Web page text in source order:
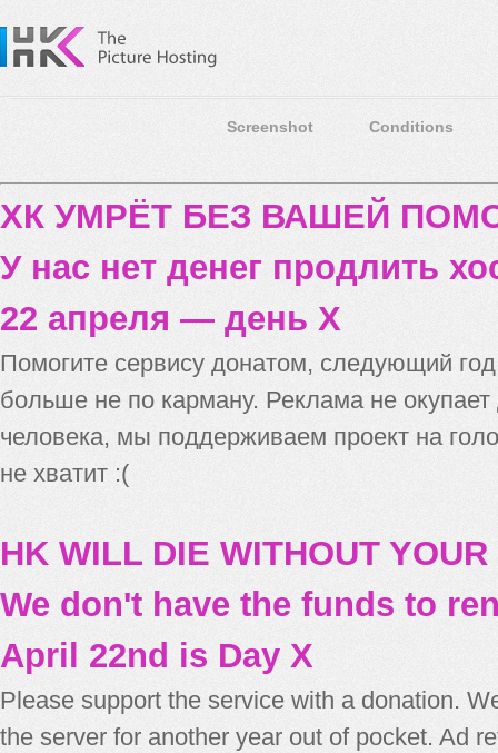
Screenshot Conditions
ХК УМРЁТ БЕЗ ВАШЕЙ
У нас нет денег продлить
22 апреля — день X
Помогите сервису донатом, следующий
больше не по карману. Реклама не
человека, мы поддерживаем проект на
не хватит :(
HK WILL DIE WITHOUT
We don't have the funds to
April 22nd is Day X
Please support the service with a donation.
the server for another year out of pocket. Ad